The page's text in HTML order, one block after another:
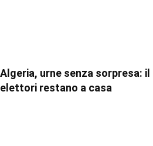
Algeria, urne senza sorpresa:
elettori restano a casa